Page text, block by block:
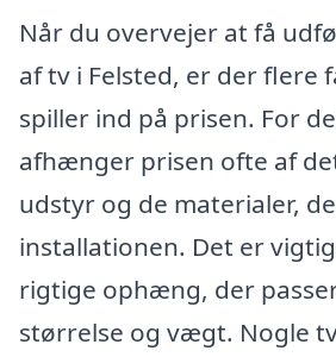
Når du overvejer at få
af tv i Felsted, er der flere
spiller ind på prisen. For
afhænger prisen ofte af
udstyr og de materialer,
installationen. Det er
rigtige ophæng, der
størrelse og vægt. Nogle